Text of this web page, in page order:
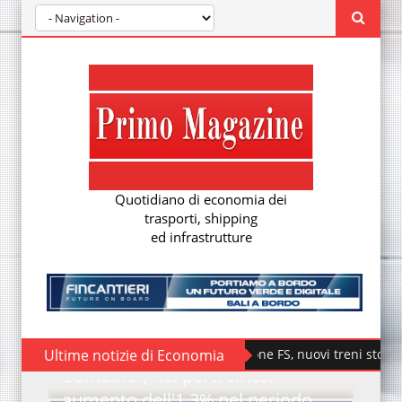
Quotidiano di economia dei
trasporti, shipping
ed infrastrutture
Ultime notizie di EconomiaFondazione FS, nuovi treni storici
Container, nei porti cinesi